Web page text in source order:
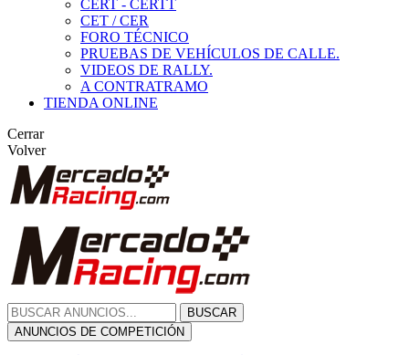
CERT - CERTT
CET / CER
FORO TÉCNICO
PRUEBAS DE VEHÍCULOS DE CALLE.
VIDEOS DE RALLY.
A CONTRATRAMO
TIENDA ONLINE
Cerrar
Volver
BUSCAR
ANUNCIOS DE COMPETICIÓN